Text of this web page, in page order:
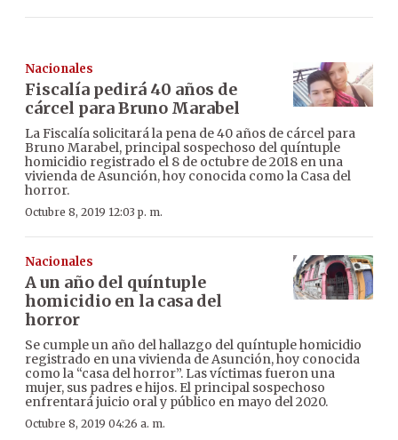
Nacionales
Fiscalía pedirá 40 años de
cárcel para Bruno Marabel
La Fiscalía solicitará la pena de 40 años de cárcel para
Bruno Marabel, principal sospechoso del quíntuple
homicidio registrado el 8 de octubre de 2018 en una
vivienda de Asunción, hoy conocida como la Casa del
horror.
Octubre 8, 2019 12:03 p. m.
Nacionales
A un año del quíntuple
homicidio en la casa del
horror
Se cumple un año del hallazgo del quíntuple homicidio
registrado en una vivienda de Asunción, hoy conocida
como la “casa del horror”. Las víctimas fueron una
mujer, sus padres e hijos. El principal sospechoso
enfrentará juicio oral y público en mayo del 2020.
Octubre 8, 2019 04:26 a. m.